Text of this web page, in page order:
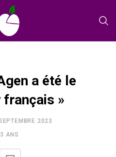
a été le
français »
2023
ANS